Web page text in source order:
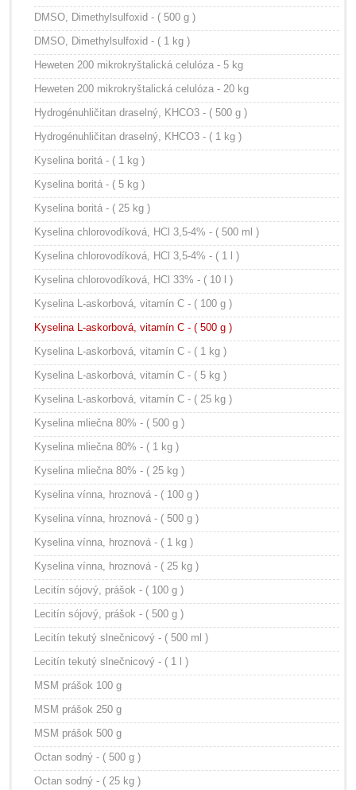
DMSO, Dimethylsulfoxid - ( 500 g )
DMSO, Dimethylsulfoxid - ( 1 kg )
Heweten 200 mikrokryštalická celulóza - 5 kg
Heweten 200 mikrokryštalická celulóza - 20 kg
Hydrogénuhličitan draselný, KHCO3 - ( 500 g )
Hydrogénuhličitan draselný, KHCO3 - ( 1 kg )
Kyselina boritá - ( 1 kg )
Kyselina boritá - ( 5 kg )
Kyselina boritá - ( 25 kg )
Kyselina chlorovodíková, HCl 3,5-4% - ( 500 ml )
Kyselina chlorovodíková, HCl 3,5-4% - ( 1 l )
Kyselina chlorovodíková, HCl 33% - ( 10 l )
Kyselina L-askorbová, vitamín C - ( 100 g )
Kyselina L-askorbová, vitamín C - ( 500 g )
Kyselina L-askorbová, vitamín C - ( 1 kg )
Kyselina L-askorbová, vitamín C - ( 5 kg )
Kyselina L-askorbová, vitamín C - ( 25 kg )
Kyselina mliečna 80% - ( 500 g )
Kyselina mliečna 80% - ( 1 kg )
Kyselina mliečna 80% - ( 25 kg )
Kyselina vínna, hroznová - ( 100 g )
Kyselina vínna, hroznová - ( 500 g )
Kyselina vínna, hroznová - ( 1 kg )
Kyselina vínna, hroznová - ( 25 kg )
Lecitín sójový, prášok - ( 100 g )
Lecitín sójový, prášok - ( 500 g )
Lecitín tekutý slnečnicový - ( 500 ml )
Lecitín tekutý slnečnicový - ( 1 l )
MSM prášok 100 g
MSM prášok 250 g
MSM prášok 500 g
Octan sodný - ( 500 g )
Octan sodný - ( 25 kg )